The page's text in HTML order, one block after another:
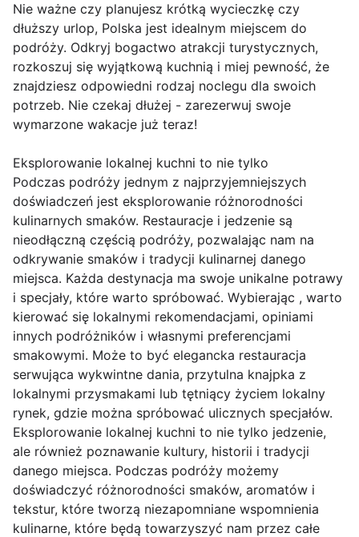
Nie ważne czy planujesz krótką wycieczkę czy
dłuższy urlop, Polska jest idealnym miejscem do
podróży. Odkryj bogactwo atrakcji turystycznych,
rozkoszuj się wyjątkową kuchnią i miej pewność, że
znajdziesz odpowiedni rodzaj noclegu dla swoich
potrzeb. Nie czekaj dłużej - zarezerwuj swoje
wymarzone wakacje już teraz!
Eksplorowanie lokalnej kuchni to nie tylko
Podczas podróży jednym z najprzyjemniejszych
doświadczeń jest eksplorowanie różnorodności
kulinarnych smaków. Restauracje i jedzenie są
nieodłączną częścią podróży, pozwalając nam na
odkrywanie smaków i tradycji kulinarnej danego
miejsca. Każda destynacja ma swoje unikalne potrawy
i specjały, które warto spróbować. Wybierając , warto
kierować się lokalnymi rekomendacjami, opiniami
innych podróżników i własnymi preferencjami
smakowymi. Może to być elegancka restauracja
serwująca wykwintne dania, przytulna knajpka z
lokalnymi przysmakami lub tętniący życiem lokalny
rynek, gdzie można spróbować ulicznych specjałów.
Eksplorowanie lokalnej kuchni to nie tylko jedzenie,
ale również poznawanie kultury, historii i tradycji
danego miejsca. Podczas podróży możemy
doświadczyć różnorodności smaków, aromatów i
tekstur, które tworzą niezapomniane wspomnienia
kulinarne, które będą towarzyszyć nam przez całe